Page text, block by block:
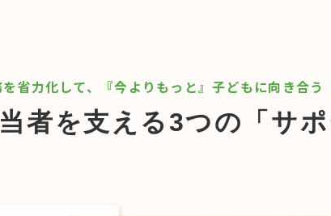
を省力化して、『今よりもっと』子どもに向き合う
者を支える3つの「サ